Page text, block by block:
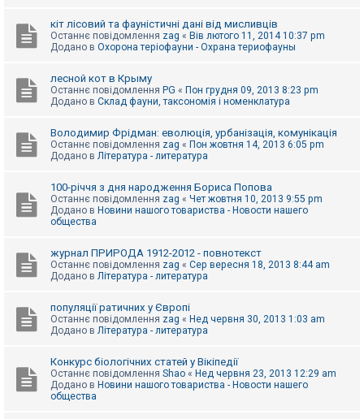
з
е
и
е
ш
к
кіт лісовий та фауністичні дані від мисливців
Останнє повідомлення zag « Вів лютого 11, 2014 10:37 pm
Додано в Охорона теріофауни - Охрана териофауны
лесной кот в Крыму
Останнє повідомлення PG « Пон грудня 09, 2013 8:23 pm
Додано в Склад фауни, таксономія і номенклатура
Володимир Фрідман: еволюція, урбанізація, комунікація
Останнє повідомлення zag « Пон жовтня 14, 2013 6:05 pm
Додано в Література - литература
100-річчя з дня народження Бориса Попова
Останнє повідомлення zag « Чет жовтня 10, 2013 9:55 pm
Додано в Новини нашого товариства - Новости нашего
общества
журнал ПРИРОДА 1912-2012 - повнотекст
Останнє повідомлення zag « Сер вересня 18, 2013 8:44 am
Додано в Література - литература
популяції ратичних у Європі
Останнє повідомлення zag « Нед червня 30, 2013 1:03 am
Додано в Література - литература
Конкурс біологічних статей у Вікіпедії
Останнє повідомлення Shao « Нед червня 23, 2013 12:29 am
Додано в Новини нашого товариства - Новости нашего
общества